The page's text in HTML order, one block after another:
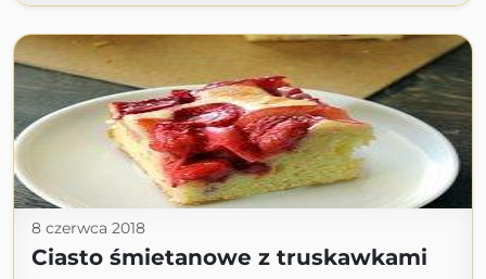
8 czerwca 2018
Ciasto śmietanowe z truskawkami